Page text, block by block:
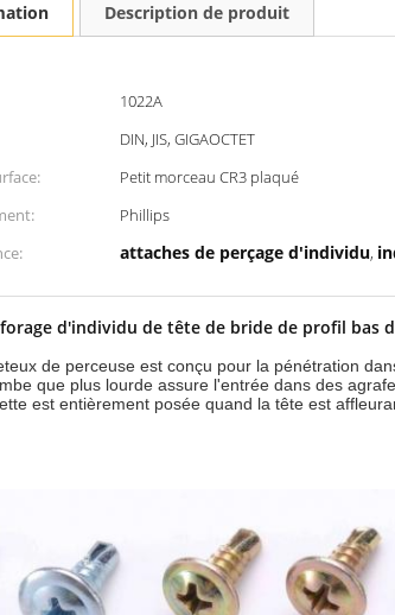
Description de produit
1022A
DIN, JIS, GIGAOCTET
Petit morceau CR3 plaqué
Phillips
attaches de perçage d'individu,
d'individu de tête de bride de profil bas
de perceuse est conçu pour la pénétration
que plus lourde assure l'entrée dans des
est entièrement posée quand la tête est